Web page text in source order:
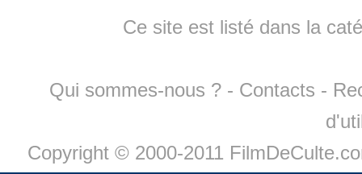
Ce site est listé dans la
Qui sommes-nous ? - Contacts -
Copyright © 2000-2011